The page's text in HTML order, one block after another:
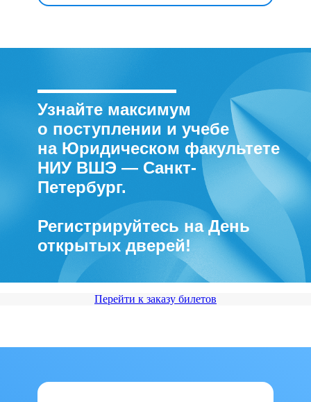
Узнайте максимум
о поступлении и учебе
на Юридическом факультете
НИУ ВШЭ — Санкт-
Петербург.
Регистрируйтесь на День
открытых дверей!
Перейти к заказу билетов